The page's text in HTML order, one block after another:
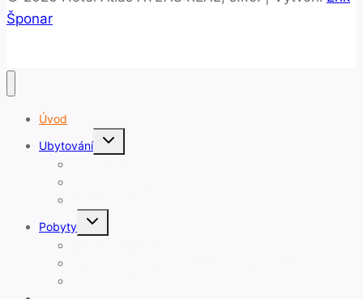
Šponar
Úvod
Ubytování
Toggle
Pobyty
Toggle